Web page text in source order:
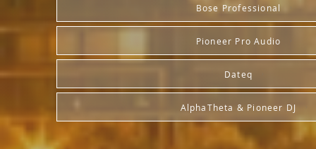
Bose Professional
Pioneer Pro Audio
Dateq
AlphaTheta & Pioneer DJ